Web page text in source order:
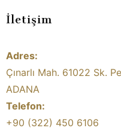
İletişim
Adres:
Çınarlı Mah. 61022 Sk.
ADANA
Telefon:
+90 (322) 450 6106